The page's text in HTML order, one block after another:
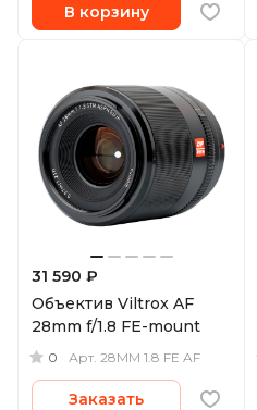
В корзину
31 590 ₽
Объектив Viltrox AF
28mm f/1.8 FE-mount
0 Арт. 28MM 1.8 FE AF
Заказать